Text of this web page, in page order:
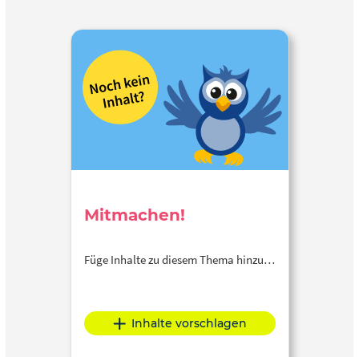
Mitmachen!
Füge Inhalte zu diesem Thema hinzu…
Inhalte vorschlagen